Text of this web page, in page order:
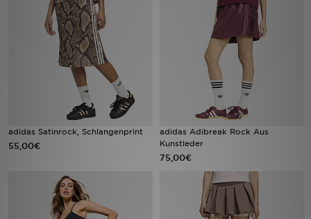
adidas Satinrock, Schlangenprint
55,00€
adidas Adibreak Rock Aus
Kunstleder
75,00€
Mein JD
Hilfe & Kontakt
Geschenkgutschein
Blog